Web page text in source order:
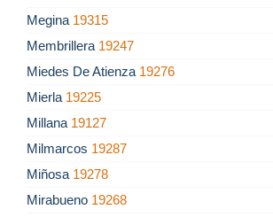
Megina 19315
Membrillera 19247
Miedes De Atienza 19276
Mierla 19225
Millana 19127
Milmarcos 19287
Miñosa 19278
Mirabueno 19268